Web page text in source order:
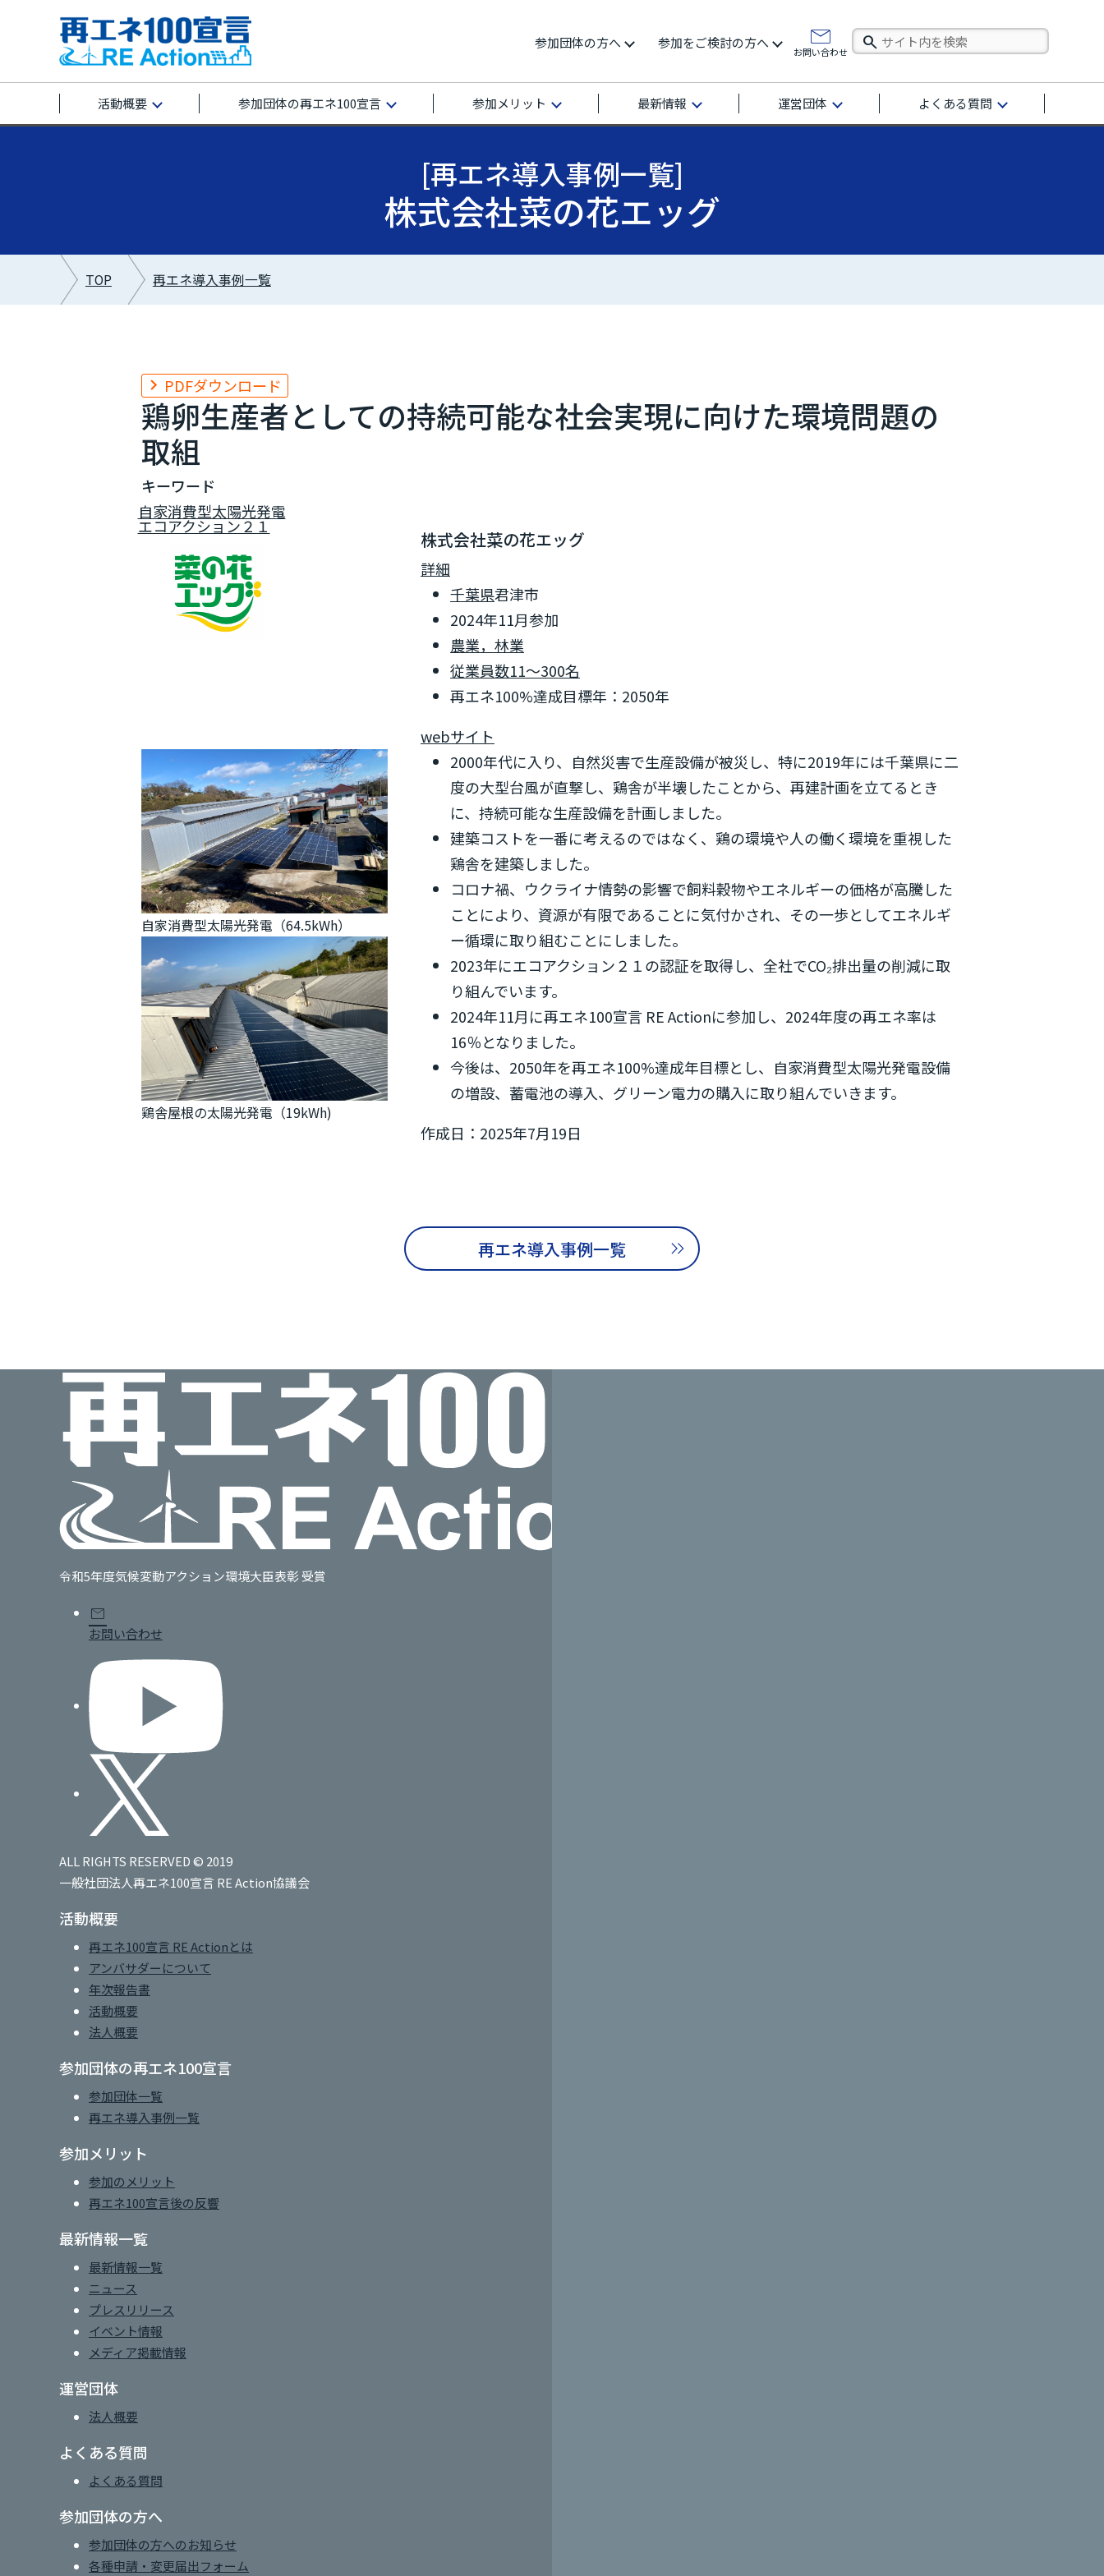
活動概要 参加団体の再エネ100宣言 参加メリット 最新情報 運営団体 よくある質問
参加団体の方へ 参加をご検討の方へ
お問い合わせ
[再エネ導入事例一覧]
株式会社菜の花エッグ
TOP 再エネ導入事例一覧
PDFダウンロード
鶏卵生産者としての持続可能な社会実現に向けた環境問題の
取組
キーワード
自家消費型太陽光発電
エコアクション２１
株式会社菜の花エッグ
詳細
千葉県君津市
2024年11月参加
農業，林業
従業員数11～300名
再エネ100%達成目標年：2050年
webサイト
2000年代に入り、自然災害で生産設備が被災し、特に2019年には千葉県に二
度の大型台風が直撃し、鶏舎が半壊したことから、再建計画を立てるとき
に、持続可能な生産設備を計画しました。
建築コストを一番に考えるのではなく、鶏の環境や人の働く環境を重視した
鶏舎を建築しました。
コロナ禍、ウクライナ情勢の影響で飼料穀物やエネルギーの価格が高騰した
ことにより、資源が有限であることに気付かされ、その一歩としてエネルギ
ー循環に取り組むことにしました。
2023年にエコアクション２１の認証を取得し、全社でCO₂排出量の削減に取
り組んでいます。
2024年11月に再エネ100宣言 RE Actionに参加し、2024年度の再エネ率は
16％となりました。
今後は、2050年を再エネ100%達成年目標とし、自家消費型太陽光発電設備
の増設、蓄電池の導入、グリーン電力の購入に取り組んでいきます。
作成日：2025年7月19日
自家消費型太陽光発電（64.5kWh）
鶏舎屋根の太陽光発電（19kWh)
再エネ導入事例一覧
令和5年度気候変動アクション環境大臣表彰 受賞
mail
お問い合わせ
ALL RIGHTS RESERVED © 2019
一般社団法人再エネ100宣言 RE Action協議会
活動概要
再エネ100宣言 RE Actionとは
アンバサダーについて
年次報告書
活動概要
法人概要
参加団体の再エネ100宣言
参加団体一覧
再エネ導入事例一覧
参加メリット
参加のメリット
再エネ100宣言後の反響
最新情報一覧
最新情報一覧
ニュース
プレスリリース
イベント情報
メディア掲載情報
運営団体
法人概要
よくある質問
よくある質問
参加団体の方へ
参加団体の方へのお知らせ
各種申請・変更届出フォーム